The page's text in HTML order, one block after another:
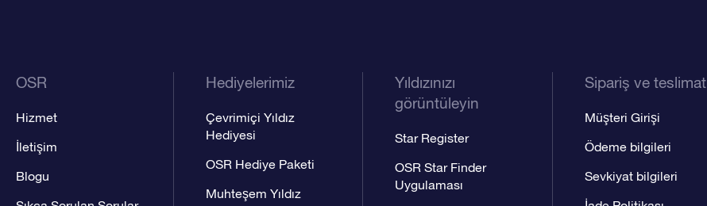
OSR
Hizmet
İletişim
Blogu
Hediyelerimiz
Çevrimiçi Yıldız
Hediyesi
OSR Hediye Paketi
Muhteşem Yıldız
Yıldızınızı
görüntüleyin
Star Register
OSR Star Finder
Uygulaması
Sipariş ve teslimat
Müşteri Girişi
Ödeme bilgileri
Sevkiyat bilgileri